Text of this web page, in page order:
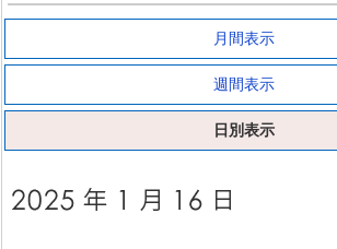
月間表示
週間表示
日別表示